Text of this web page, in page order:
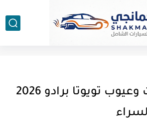
اهم 6 مميزات وعيوب تويوتا برادو 2026